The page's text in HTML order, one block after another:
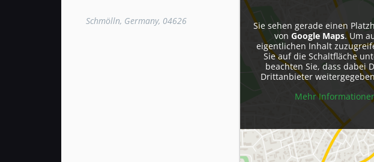
Schmölln, Germany, 04626
Sie sehen gerade einen
von Google Maps. Um
eigentlichen Inhalt
Sie auf die Schaltfläche
beachten Sie, dass dabei
Drittanbieter
Mehr